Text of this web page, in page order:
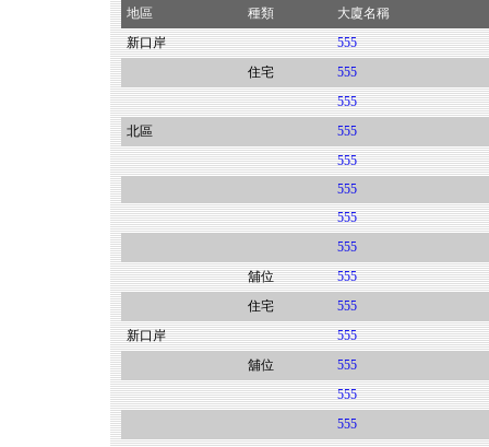
地區 種類
大廈名稱
新口岸
555
住宅
555
555
北區
555
555
555
555
555
舖位
555
住宅
555
新口岸
555
舖位
555
555
555